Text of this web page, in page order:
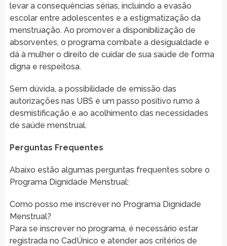
levar a consequências sérias, incluindo a evasão
escolar entre adolescentes e a estigmatização da
menstruação. Ao promover a disponibilização de
absorventes, o programa combate a desigualdade e
dá à mulher o direito de cuidar de sua saúde de forma
digna e respeitosa.
Sem dúvida, a possibilidade de emissão das
autorizações nas UBS é um passo positivo rumo à
desmistificação e ao acolhimento das necessidades
de saúde menstrual.
Perguntas Frequentes
Abaixo estão algumas perguntas frequentes sobre o
Programa Dignidade Menstrual:
Como posso me inscrever no Programa Dignidade
Menstrual?
Para se inscrever no programa, é necessário estar
registrada no CadÚnico e atender aos critérios de